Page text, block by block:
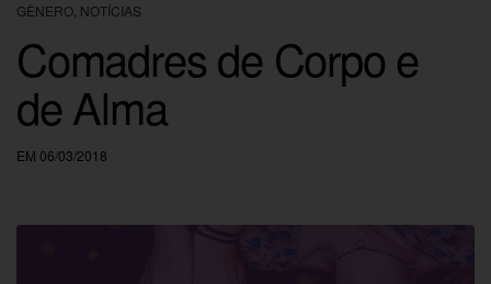
GÊNERO NOTÍCIAS
Comadres de Corpo e
de Alma
EM 06/03/2018